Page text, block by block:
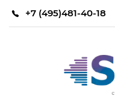
+7 (495)481-40-18